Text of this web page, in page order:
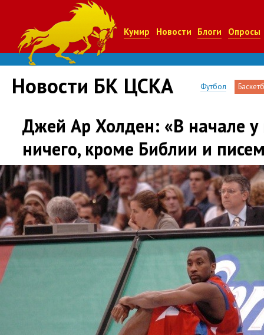
Кумир Новости Блоги Опросы
Новости БК ЦСКА Футбол
Джей Ар Холден: «В начале
ничего, кроме Библии и